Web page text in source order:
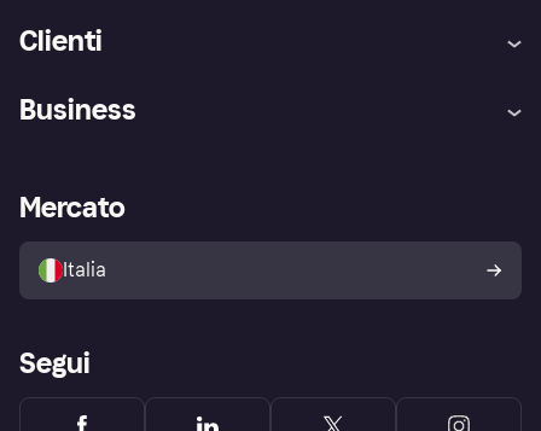
Clienti
Assistenza
Esplora i negozi
Politica di protezione
dell'acquirente Klarna
Business
Accesso aziende
Mercato
Italia
Segui